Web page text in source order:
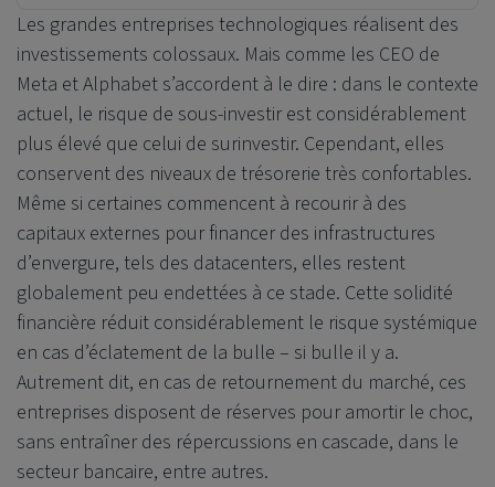
Les grandes entreprises technologiques réalisent des
investissements colossaux. Mais comme les CEO de
Meta et Alphabet s’accordent à le dire : dans le contexte
actuel, le risque de sous-investir est considérablement
plus élevé que celui de surinvestir. Cependant, elles
conservent des niveaux de trésorerie très confortables.
Même si certaines commencent à recourir à des
capitaux externes pour financer des infrastructures
d’envergure, tels des datacenters, elles restent
globalement peu endettées à ce stade. Cette solidité
financière réduit considérablement le risque systémique
en cas d’éclatement de la bulle – si bulle il y a.
Autrement dit, en cas de retournement du marché, ces
entreprises disposent de réserves pour amortir le choc,
sans entraîner des répercussions en cascade, dans le
secteur bancaire, entre autres.